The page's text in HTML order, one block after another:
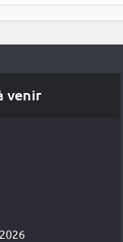
venir